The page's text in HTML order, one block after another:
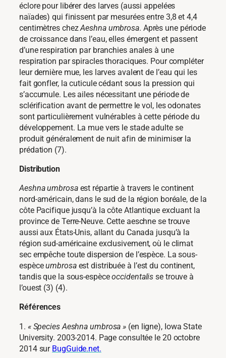
éclore pour libérer des larves (aussi appelées
naïades) qui finissent par mesurées entre 3,8 et 4,4
centimètres chezAeshna umbrosa. Après une période
de croissance dans l’eau, elles émergent et passent
d’une respiration par branchies anales à une
respiration par spiracles thoraciques. Pour compléter
leur dernière mue, les larves avalent de l’eau qui les
fait gonfler, la cuticule cédant sous la pression qui
s’accumule. Les ailes nécessitant une période de
sclérification avant de permettre le vol, les odonates
sont particulièrement vulnérables à cette période du
développement. La mue vers le stade adulte se
produit généralement de nuit afin de minimiser la
prédation (7).
Distribution
Aeshna umbrosaest répartie à travers le continent
nord-américain, dans le sud de la région boréale, de la
côte Pacifique jusqu’à la côte Atlantique excluant la
province de Terre-Neuve. Cette aeschne se trouve
aussi aux États-Unis, allant du Canada jusqu’à la
région sud-américaine exclusivement, où le climat
sec empêche toute dispersion de l’espèce. La sous-
espèceumbrosaest distribuée à l’est du continent,
tandis que la sous-espèceoccidentalis se trouve à
l’ouest (3) (4).
Références
1. « Species Aeshna umbrosa » (en ligne), Iowa State
University. 2003-2014. Page consultée le 20 octobre
2014 sur BugGuide.net.